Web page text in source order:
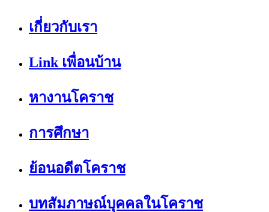
เกี่ยวกับเรา
Link เพื่อนบ้าน
หางานโคราช
การศึกษา
ย้อนอดีตโคราช
บทสัมภาษณ์บุคคลในโคราช